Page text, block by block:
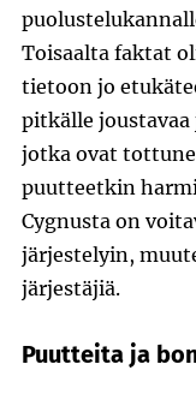
Toisaalta faktat
tietoon jo
pitkälle
jotka ovat
puutteetkin
Cygnusta on
järjestelyin,
järjestäjiä.
Puutteita ja